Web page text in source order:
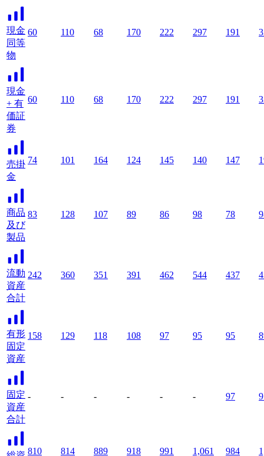
現金
同等
物
60 110 68 170 222 297 191
現金
+ 有
価証
券
60 110 68 170 222 297 191
売掛
金
74 101 164 124 145 140 147
商品
及び
製品
83 128 107 89 86 98 78
流動
資産
合計
242 360 351 391 462 544 437
有形
固定
資産
158 129 118 108 97 95 95
固定
資産
合計
- - - - - - 97
810 814 889 918 991 1,061 984